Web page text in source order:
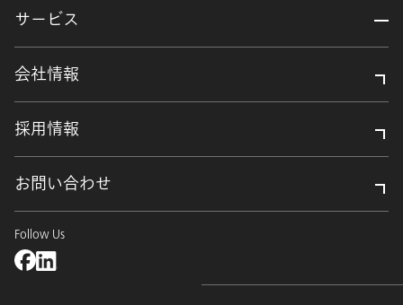
サービス
会社情報
採用情報
お問い合わせ
Follow Us